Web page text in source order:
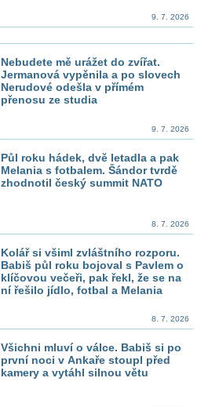
9. 7. 2026
Nebudete mě urážet do zvířat.
Jermanová vypěnila a po slovech
Nerudové odešla v přímém
přenosu ze studia
9. 7. 2026
Půl roku hádek, dvě letadla a pak
Melania s fotbalem. Šándor tvrdě
zhodnotil český summit NATO
8. 7. 2026
Kolář si všiml zvláštního rozporu.
Babiš půl roku bojoval s Pavlem o
klíčovou večeři, pak řekl, že se na
ní řešilo jídlo, fotbal a Melania
8. 7. 2026
Všichni mluví o válce. Babiš si po
první noci v Ankaře stoupl před
kamery a vytáhl silnou větu